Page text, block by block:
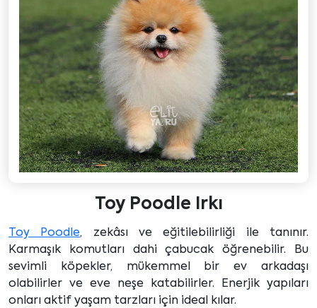
Toy Poodle Irkı
Toy Poodle, zekâsı ve eğitilebilirliği ile tanınır.
Karmaşık komutları dahi çabucak öğrenebilir. Bu
sevimli köpekler, mükemmel bir ev arkadaşı
olabilirler ve eve neşe katabilirler. Enerjik yapıları
onları aktif yaşam tarzları için ideal kılar.